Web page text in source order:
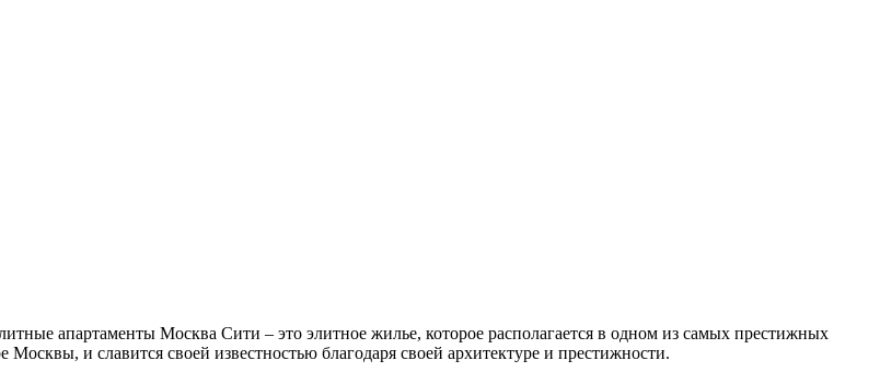
апартаменты Москва Сити – это элитное жилье, которое располагается в одном из самых престижных
и славится своей известностью благодаря своей архитектуре и престижности.